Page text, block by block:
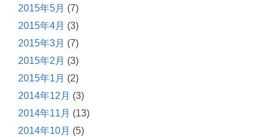
2015年5月 (7)
2015年4月 (3)
2015年3月 (7)
2015年2月 (3)
2015年1月 (2)
2014年12月 (3)
2014年11月 (13)
2014年10月 (5)